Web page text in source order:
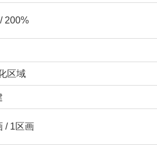
200%
区域
/ 1区画